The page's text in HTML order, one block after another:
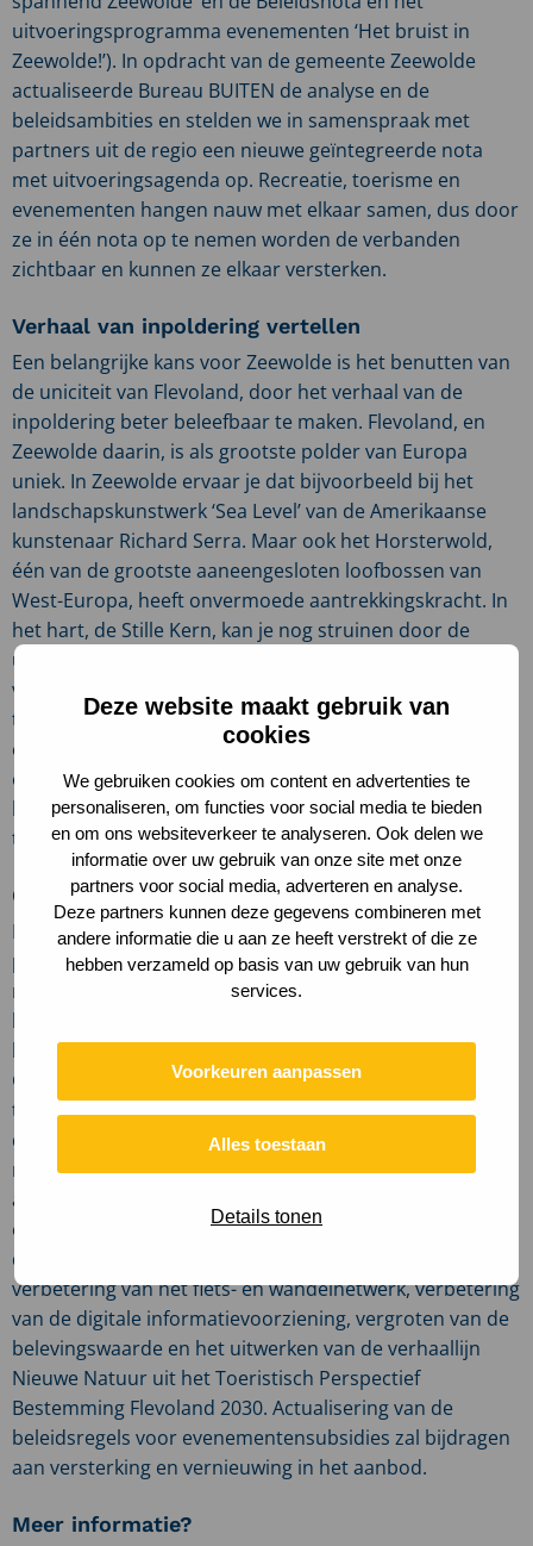
Deze website maakt gebruik van
cookies
We gebruiken cookies om content en advertenties te
personaliseren, om functies voor social media te bieden
en om ons websiteverkeer te analyseren. Ook delen we
informatie over uw gebruik van onze site met onze
partners voor social media, adverteren en analyse.
Deze partners kunnen deze gegevens combineren met
andere informatie die u aan ze heeft verstrekt of die ze
hebben verzameld op basis van uw gebruik van hun
services.
Voorkeuren aanpassen
Alles toestaan
Details tonen
uitvoeringsprogramma evenementen ‘Het bruist in
Zeewolde!’). In opdracht van de gemeente Zeewolde
actualiseerde Bureau BUITEN de analyse en de
beleidsambities en stelden we in samenspraak met
partners uit de regio een nieuwe geïntegreerde nota
met uitvoeringsagenda op. Recreatie, toerisme en
evenementen hangen nauw met elkaar samen, dus door
ze in één nota op te nemen worden de verbanden
zichtbaar en kunnen ze elkaar versterken.
Verhaal van inpoldering vertellen
Een belangrijke kans voor Zeewolde is het benutten van
de uniciteit van Flevoland, door het verhaal van de
inpoldering beter beleefbaar te maken. Flevoland, en
Zeewolde daarin, is als grootste polder van Europa
uniek. In Zeewolde ervaar je dat bijvoorbeeld bij het
landschapskunstwerk ‘Sea Level’ van de Amerikaanse
kunstenaar Richard Serra. Maar ook het Horsterwold,
één van de grootste aaneengesloten loofbossen van
West-Europa, heeft onvermoede aantrekkingskracht. In
het hart, de Stille Kern, kan je nog struinen door de
uitgestrekte natuur. Door de vruchtbare bodem van de
voormalige Zuiderzee groeien bomen in een enorm
tempo, waardoor je al snel de indruk krijgt van een
oerbos. Het leven op de vruchtbare zeebodem levert
ook bijzondere natuur en landbouw op, die eveneens
kansen bieden voor sterke en karakteristieke
toeristische producten.
Gezamenlijk aan de slag
De geactualiseerde nota geeft richting aan een nieuw
programma gericht op een optimale bijdrage van
recreatie en toerisme aan de economie en de
leefbaarheid en gezelligheid in Zeewolde. Samen met
haar partners zoals Puur Zeewolde, natuurbeheerders,
Gastvrije Randmeren, bedrijven en organisaties in de
toeristische-, recreatieve – en evenementensector, gaat
de gemeente Zeewolde de komende jaren aan de slag
met de uitvoeringsagenda. Wandelen, fietsen, varen en
andere vormen van route-gebonden recreatie krijgen
een impuls, de hoge natuurwaarden vormen daarvoor
de basis. Voorbeelden van acties uit deze agenda zijn de
verbetering van het fiets- en wandelnetwerk, verbetering
van de digitale informatievoorziening, vergroten van de
belevingswaarde en het uitwerken van de verhaallijn
Nieuwe Natuur uit het Toeristisch Perspectief
Bestemming Flevoland 2030. Actualisering van de
beleidsregels voor evenementensubsidies zal bijdragen
aan versterking en vernieuwing in het aanbod.
Meer informatie?